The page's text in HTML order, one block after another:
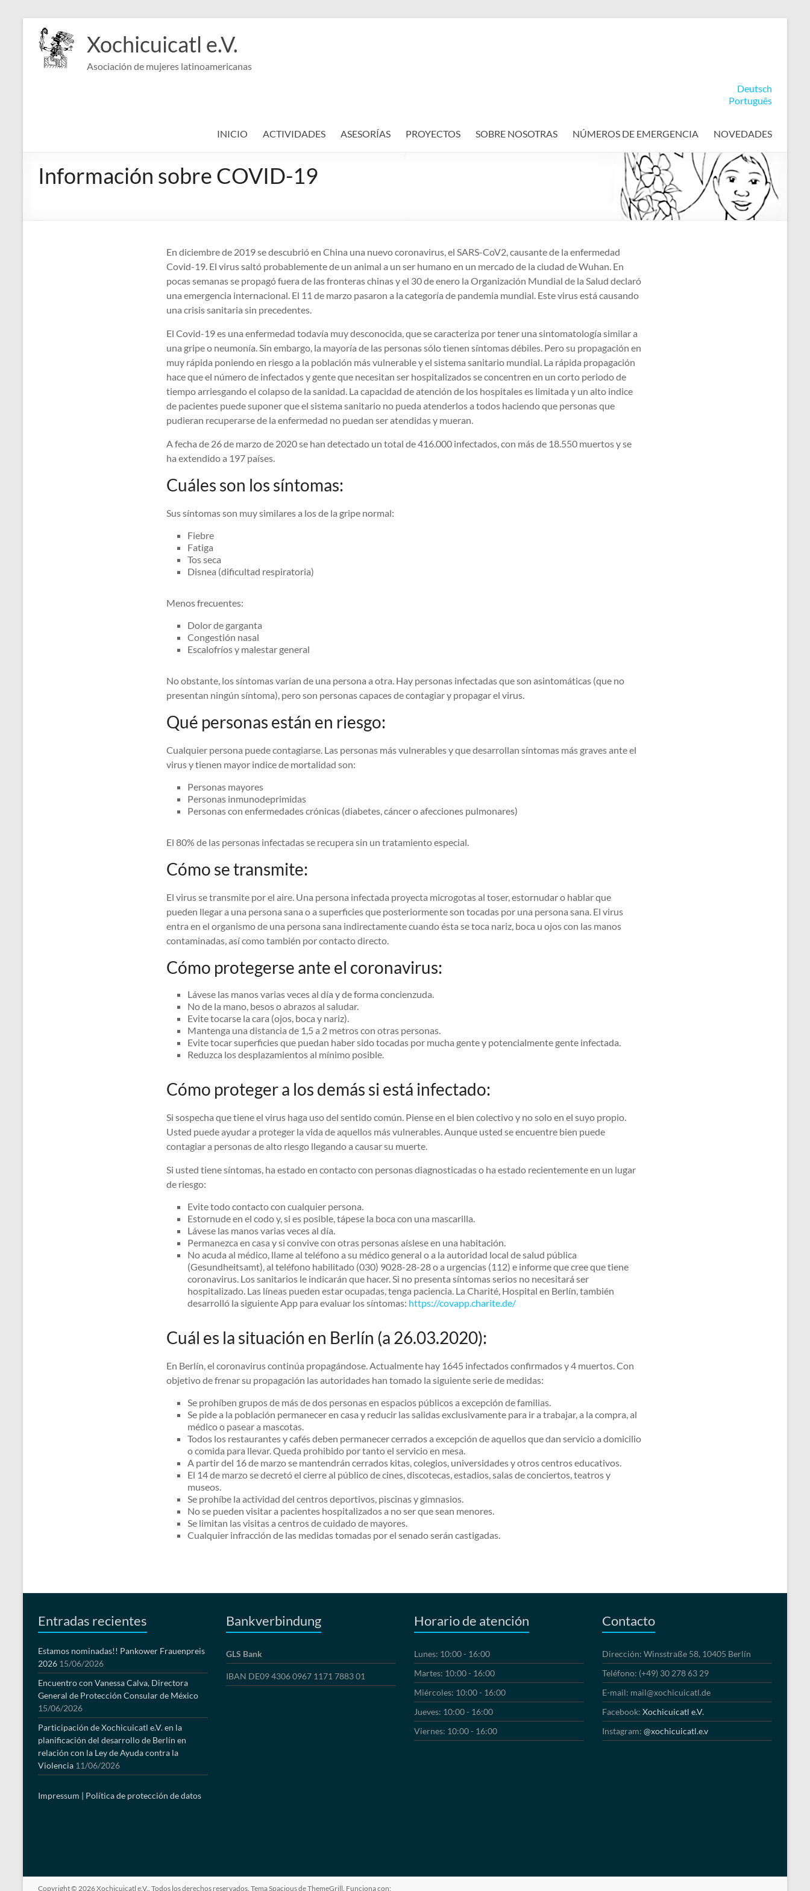
contenido
Xochicuicatl e.V.
Asociación de mujeres latinoamericanas
Deutsch
Português
INICIO ACTIVIDADES ASESORÍAS PROYECTOS SOBRE NOSOTRAS NÚMEROS DE EMERGENCIA NOVEDADES
Información sobre COVID-19
En diciembre de 2019 se descubrió en China una nuevo coronavirus, el SARS-CoV2, causante de la enfermedad
Covid-19. El virus saltó probablemente de un animal a un ser humano en un mercado de la ciudad de Wuhan. En
pocas semanas se propagó fuera de las fronteras chinas y el 30 de enero la Organización Mundial de la Salud declaró
una emergencia internacional. El 11 de marzo pasaron a la categoría de pandemia mundial. Este virus está causando
una crisis sanitaria sin precedentes.
El Covid-19 es una enfermedad todavía muy desconocida, que se caracteriza por tener una sintomatología similar a
una gripe o neumonía. Sin embargo, la mayoría de las personas sólo tienen síntomas débiles. Pero su propagación en
muy rápida poniendo en riesgo a la población más vulnerable y el sistema sanitario mundial. La rápida propagación
hace que el número de infectados y gente que necesitan ser hospitalizados se concentren en un corto periodo de
tiempo arriesgando el colapso de la sanidad. La capacidad de atención de los hospitales es limitada y un alto indice
de pacientes puede suponer que el sistema sanitario no pueda atenderlos a todos haciendo que personas que
pudieran recuperarse de la enfermedad no puedan ser atendidas y mueran.
A fecha de 26 de marzo de 2020 se han detectado un total de 416.000 infectados, con más de 18.550 muertos y se
ha extendido a 197 países.
Cuáles son los síntomas:
Sus síntomas son muy similares a los de la gripe normal:
Fiebre
Fatiga
Tos seca
Disnea (dificultad respiratoria)
Menos frecuentes:
Dolor de garganta
Congestión nasal
Escalofríos y malestar general
No obstante, los síntomas varían de una persona a otra. Hay personas infectadas que son asintomáticas (que no
presentan ningún síntoma), pero son personas capaces de contagiar y propagar el virus.
Qué personas están en riesgo:
Cualquier persona puede contagiarse. Las personas más vulnerables y que desarrollan síntomas más graves ante el
virus y tienen mayor indice de mortalidad son:
Personas mayores
Personas inmunodeprimidas
Personas con enfermedades crónicas (diabetes, cáncer o afecciones pulmonares)
El 80% de las personas infectadas se recupera sin un tratamiento especial.
Cómo se transmite:
El virus se transmite por el aire. Una persona infectada proyecta microgotas al toser, estornudar o hablar que
pueden llegar a una persona sana o a superficies que posteriormente son tocadas por una persona sana. El virus
entra en el organismo de una persona sana indirectamente cuando ésta se toca nariz, boca u ojos con las manos
contaminadas, así como también por contacto directo.
Cómo protegerse ante el coronavirus:
Lávese las manos varias veces al día y de forma concienzuda.
No de la mano, besos o abrazos al saludar.
Evite tocarse la cara (ojos, boca y nariz).
Mantenga una distancia de 1,5 a 2 metros con otras personas.
Evite tocar superficies que puedan haber sido tocadas por mucha gente y potencialmente gente infectada.
Reduzca los desplazamientos al mínimo posible.
Cómo proteger a los demás si está infectado:
Si sospecha que tiene el virus haga uso del sentido común. Piense en el bien colectivo y no solo en el suyo propio.
Usted puede ayudar a proteger la vida de aquellos más vulnerables. Aunque usted se encuentre bien puede
contagiar a personas de alto riesgo llegando a causar su muerte.
Si usted tiene síntomas, ha estado en contacto con personas diagnosticadas o ha estado recientemente en un lugar
de riesgo:
Evite todo contacto con cualquier persona.
Estornude en el codo y, si es posible, tápese la boca con una mascarilla.
Lávese las manos varias veces al día.
Permanezca en casa y si convive con otras personas aíslese en una habitación.
No acuda al médico, llame al teléfono a su médico general o a la autoridad local de salud pública
(Gesundheitsamt), al teléfono habilitado (030) 9028-28-28 o a urgencias (112) e informe que cree que tiene
coronavirus. Los sanitarios le indicarán que hacer. Si no presenta síntomas serios no necesitará ser
hospitalizado. Las líneas pueden estar ocupadas, tenga paciencia. La Charité, Hospital en Berlín, también
desarrolló la siguiente App para evaluar los síntomas: https://covapp.charite.de/
Cuál es la situación en Berlín (a 26.03.2020):
En Berlín, el coronavirus continúa propagándose. Actualmente hay 1645 infectados confirmados y 4 muertos. Con
objetivo de frenar su propagación las autoridades han tomado la siguiente serie de medidas:
Se prohíben grupos de más de dos personas en espacios públicos a excepción de familias.
Se pide a la población permanecer en casa y reducir las salidas exclusivamente para ir a trabajar, a la compra, al
médico o pasear a mascotas.
Todos los restaurantes y cafés deben permanecer cerrados a excepción de aquellos que dan servicio a domicilio
o comida para llevar. Queda prohibido por tanto el servicio en mesa.
A partir del 16 de marzo se mantendrán cerrados kitas, colegios, universidades y otros centros educativos.
El 14 de marzo se decretó el cierre al público de cines, discotecas, estadios, salas de conciertos, teatros y
museos.
Se prohíbe la actividad del centros deportivos, piscinas y gimnasios.
No se pueden visitar a pacientes hospitalizados a no ser que sean menores.
Se limitan las visitas a centros de cuidado de mayores.
Cualquier infracción de las medidas tomadas por el senado serán castigadas.
Entradas recientes
Estamos nominadas!! Pankower Frauenpreis
2026 15/06/2026
Encuentro con Vanessa Calva, Directora
General de Protección Consular de México
15/06/2026
Participación de Xochicuicatl e.V. en la
planificación del desarrollo de Berlín en
relación con la Ley de Ayuda contra la
Violencia 11/06/2026
Impressum | Política de protección de datos
Bankverbindung
GLS Bank
IBAN DE09 4306 0967 1171 7883 01
Horario de atención
Lunes: 10:00 - 16:00
Martes: 10:00 - 16:00
Miércoles: 10:00 - 16:00
Jueves: 10:00 - 16:00
Viernes: 10:00 - 16:00
Contacto
Dirección: Winsstraße 58, 10405 Berlín
Teléfono: (+49) 30 278 63 29
E-mail: mail@xochicuicatl.de
Facebook: Xochicuicatl e.V.
Instagram: @xochicuicatl.e.v
Copyright © 2026Xochicuicatl e.V.. Todos los derechos reservados. TemaSpaciousde ThemeGrill. Funciona con: